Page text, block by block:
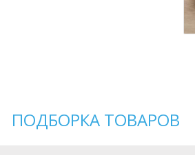
ПОДБОРКА ТОВАРОВ